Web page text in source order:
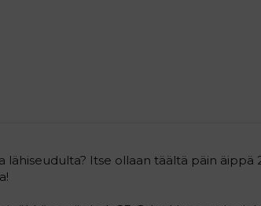
lähiseudulta? Itse ollaan täältä päin äippä